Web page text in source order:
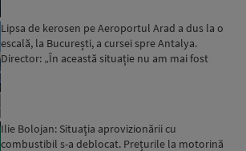
Lipsa de kerosen pe Aeroportul Arad a dus la o
escală, la București, a cursei spre Antalya.
Director: „În această situație nu am mai fost
Ilie Bolojan: Situaţia aprovizionării cu
combustibil s-a deblocat. Prețurile la motorină